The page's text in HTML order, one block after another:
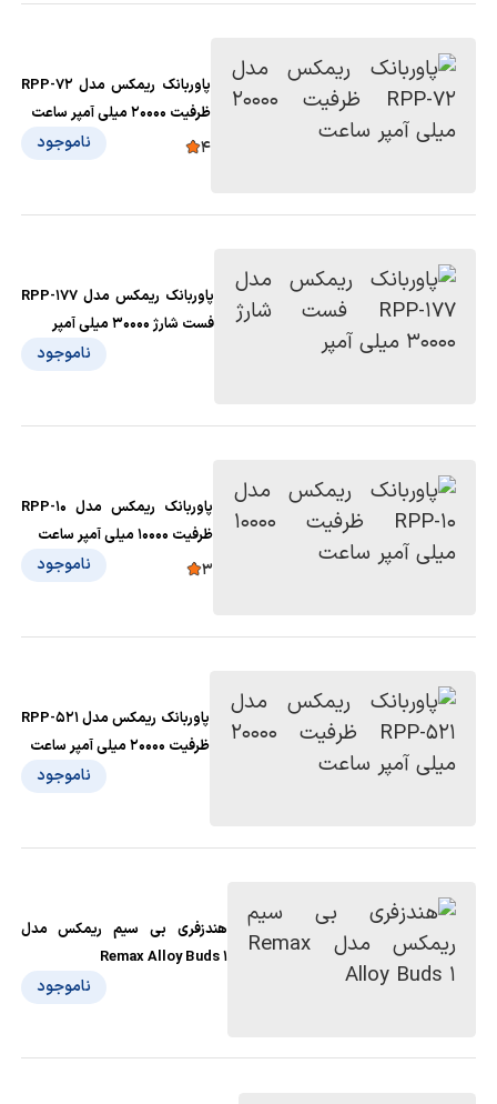
پاوربانک ریمکس مدل RPP-72
ظرفیت 20000 میلی آمپر ساعت
4 ناموجود
پاوربانک ریمکس مدل RPP-177
فست شارژ 30000 میلی آمپر
ناموجود
پاوربانک ریمکس مدل RPP-10
ظرفیت 10000 میلی آمپر ساعت
3 ناموجود
پاوربانک ریمکس مدل RPP-521
ظرفیت 20000 میلی آمپر ساعت
ناموجود
هندزفری بی سیم ریمکس مدل
Remax Alloy Buds 1
ناموجود